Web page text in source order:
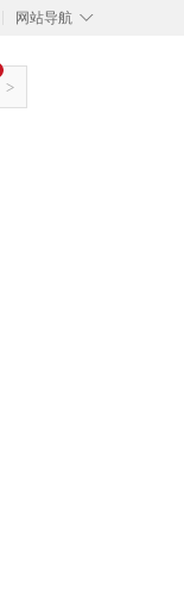
◇
网站导航
>